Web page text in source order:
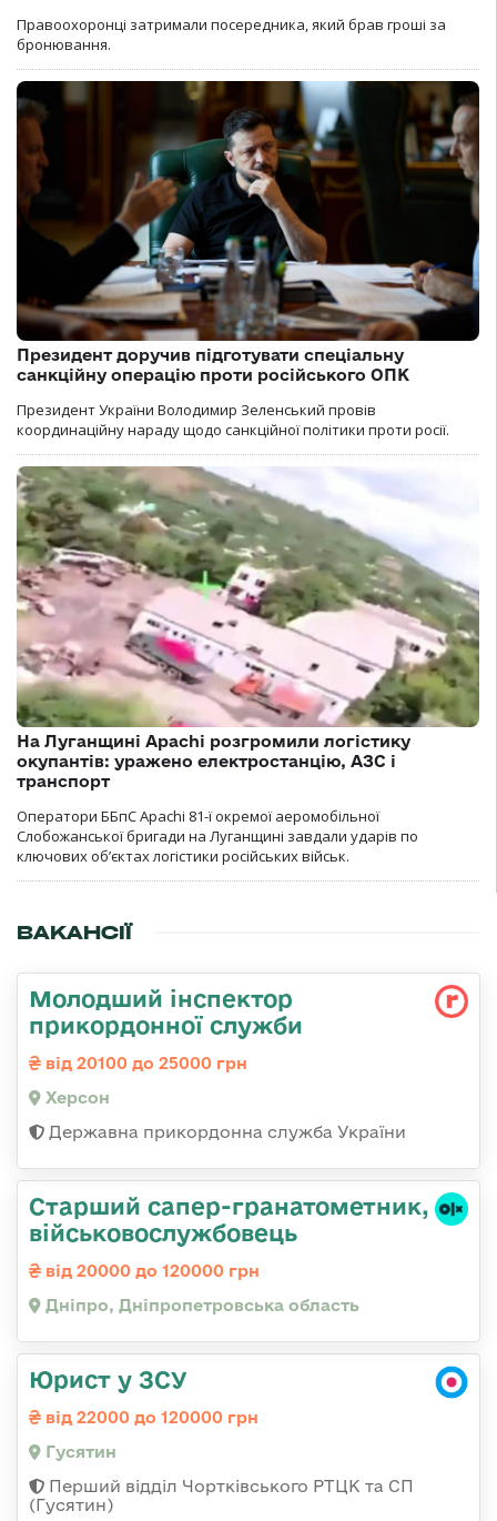
Правоохоронці затримали посередника, який брав гроші за
бронювання.
Президент доручив підготувати спеціальну
санкційну операцію проти російського ОПК
Президент України Володимир Зеленський провів
координаційну нараду щодо санкційної політики проти росії.
На Луганщині Apachi розгромили логістику
окупантів: уражено електростанцію, АЗС і
транспорт
Оператори ББпС Apachi 81-ї окремої аеромобільної
Слобожанської бригади на Луганщині завдали ударів по
ключових об’єктах логістики російських військ.
ВАКАНСІЇ
Молодший інспектор
прикордонної служби
від 20100 до 25000 грн
Херсон
Державна прикордонна служба України
Старший сапер-гранатометник,
військовослужбовець
від 20000 до 120000 грн
Дніпро, Дніпропетровська область
Юрист у ЗСУ
від 22000 до 120000 грн
Гусятин
Перший відділ Чортківського РТЦК та СП
(Гусятин)